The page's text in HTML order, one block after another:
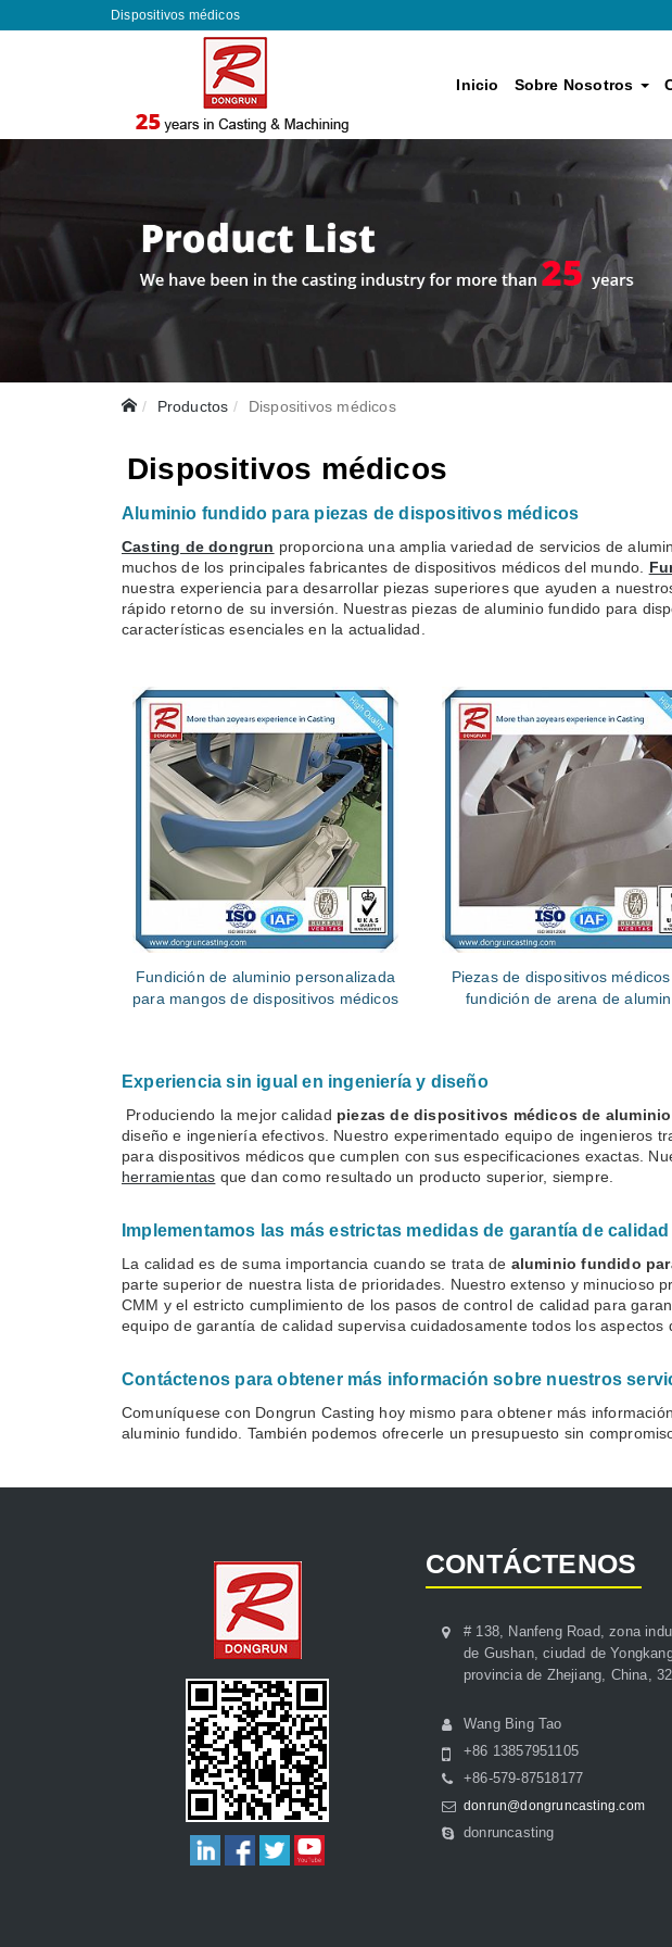
Dispositivos médicos
Inicio Sobre Nosotros
Productos Dispositivos médicos
Dispositivos médicos
Aluminio fundido para piezas de dispositivos médicos
Casting de dongrun proporciona una amplia variedad de servicios de
muchos de los principales fabricantes de dispositivos médicos del mundo.
nuestra experiencia para desarrollar piezas superiores que ayuden a
rápido retorno de su inversión. Nuestras piezas de aluminio fundido para
características esenciales en la actualidad.
Fundición de aluminio personalizada
para mangos de dispositivos médicos
Piezas de dispositivos
fundición de arena de
Experiencia sin igual en ingeniería y diseño
Produciendo la mejor calidad piezas de dispositivos médicos de
diseño e ingeniería efectivos. Nuestro experimentado equipo de ingenieros
para dispositivos médicos que cumplen con sus especificaciones exactas.
herramientas que dan como resultado un producto superior, siempre.
Implementamos las más estrictas medidas de garantía de calidad
La calidad es de suma importancia cuando se trata de aluminio fundido
parte superior de nuestra lista de prioridades. Nuestro extenso y minucioso
CMM y el estricto cumplimiento de los pasos de control de calidad para
equipo de garantía de calidad supervisa cuidadosamente todos los aspectos
Contáctenos para obtener más información sobre nuestros
Comuníquese con Dongrun Casting hoy mismo para obtener más
aluminio fundido. También podemos ofrecerle un presupuesto sin
CONTÁCTENOS
# 138, Nanfeng Road, zona
de Gushan, ciudad de
provincia de Zhejiang, China,
Wang Bing Tao
+86 13857951105
+86-579-87518177
donrun@dongruncasting.com
donruncasting